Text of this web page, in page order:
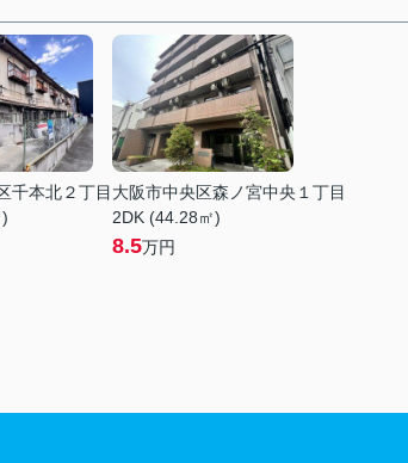
千本北２丁目 大阪市中央区森ノ宮中央１丁目
2DK (44.28㎡)
8.5万円